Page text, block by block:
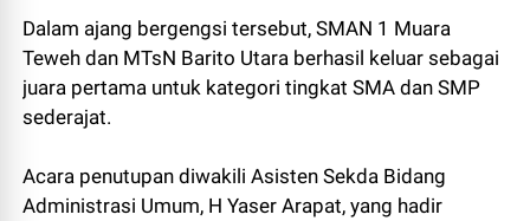
Dalam ajang bergengsi tersebut, SMAN 1 Muara
Teweh dan MTsN Barito Utara berhasil keluar sebagai
juara pertama untuk kategori tingkat SMA dan SMP
sederajat.
Acara penutupan diwakili Asisten Sekda Bidang
Administrasi Umum, H Yaser Arapat, yang hadir